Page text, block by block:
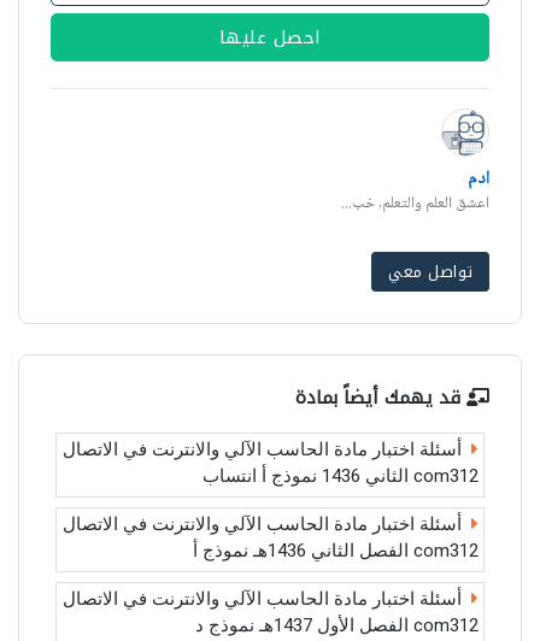
احصل عليها
ادم
اعشق العلم والتعلم, خب...
تواصل معي
قد يهمك أيضاً بمادة
أسئلة اختبار مادة الحاسب الآلي والانترنت في الاتصال
com312 الثاني 1436 نموذج أ انتساب
أسئلة اختبار مادة الحاسب الآلي والانترنت في الاتصال
com312 الفصل الثاني 1436هـ نموذج أ
أسئلة اختبار مادة الحاسب الآلي والانترنت في الاتصال
com312 الفصل الأول 1437هـ نموذج د